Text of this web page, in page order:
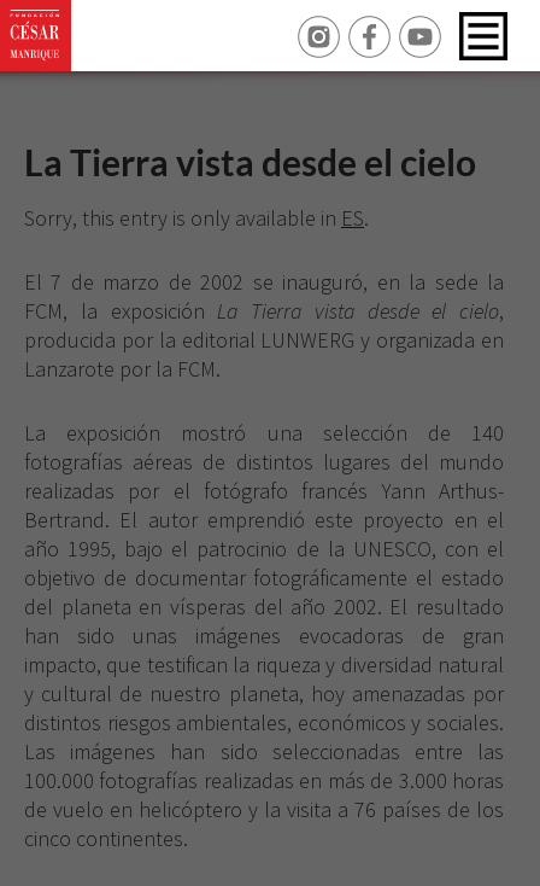
La Tierra vista desde el cielo
Sorry, this entry is only available in ES.
El 7 de marzo de 2002 se inauguró, en la sede la
FCM, la exposición La Tierra vista desde el cielo,
producida por la editorial LUNWERG y organizada en
Lanzarote por la FCM.
La exposición mostró una selección de 140
fotografías aéreas de distintos lugares del mundo
realizadas por el fotógrafo francés Yann Arthus-
Bertrand. El autor emprendió este proyecto en el
año 1995, bajo el patrocinio de la UNESCO, con el
objetivo de documentar fotográficamente el estado
del planeta en vísperas del año 2002. El resultado
han sido unas imágenes evocadoras de gran
impacto, que testifican la riqueza y diversidad natural
y cultural de nuestro planeta, hoy amenazadas por
distintos riesgos ambientales, económicos y sociales.
Las imágenes han sido seleccionadas entre las
100.000 fotografías realizadas en más de 3.000 horas
de vuelo en helicóptero y la visita a 76 países de los
cinco continentes.